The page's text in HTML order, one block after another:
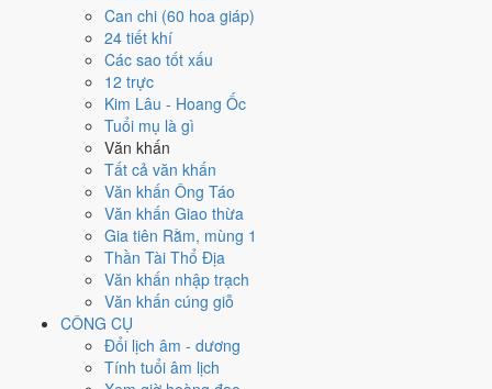
Can chi (60 hoa giáp)
24 tiết khí
Các sao tốt xấu
12 trực
Kim Lâu - Hoang Ốc
Tuổi mụ là gì
Văn khấn
Tất cả văn khấn
Văn khấn Ông Táo
Văn khấn Giao thừa
Gia tiên Rằm, mùng 1
Thần Tài Thổ Địa
Văn khấn nhập trạch
Văn khấn cúng giỗ
CÔNG CỤ
Đổi lịch âm - dương
Tính tuổi âm lịch
việc gì?
Ngày 13/2/2027 đạt4.1/10 trung bình cho 7 việc chính: cao nhất là
Mở kho - xuất hàng (8/10)
Trực Thâu (ngày thu hoạch, tích trữ) nhưng gặp Sao Câu Trận hắc
đạo nên điểm từng việc chênh nhau như bảng dưới.
Cưới hỏi - đính hôn
Trung bình
Cưới hỏi - đính hôn hôm nay ở
Hắc Đạo gây bất lợi.
Cách tính ngày tốt
Khai trương - mở cửa hàng
Trung bình
Khai trương - mở cửa hàng hôm nay ở
Ngày Hắc Đạogây bất lợi.
Cách tính ngày tốt